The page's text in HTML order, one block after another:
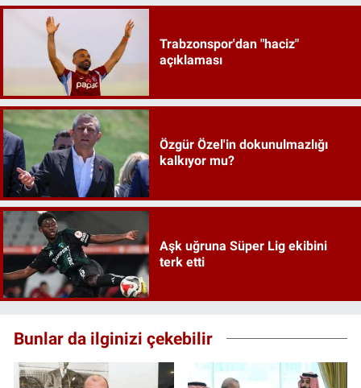
Trabzonspor'dan "haciz"
açıklaması
Özgür Özel'in dokunulmazlığı
kalkıyor mu?
Aşk uğruna Süper Lig ekibini
terk etti
Bunlar da ilginizi çekebilir